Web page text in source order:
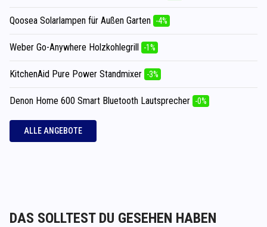
Qoosea Solarlampen für Außen Garten -4%
Weber Go-Anywhere Holzkohlegrill -1%
KitchenAid Pure Power Standmixer -3%
Denon Home 600 Smart Bluetooth Lautsprecher -0%
ALLE ANGEBOTE
DAS SOLLTEST DU GESEHEN HABEN